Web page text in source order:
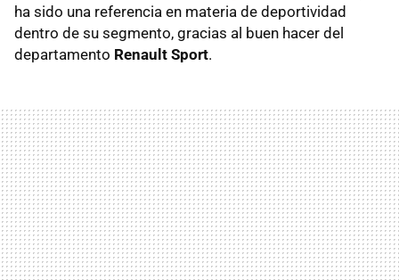
ha sido una referencia en materia de deportividad
dentro de su segmento, gracias al buen hacer del
departamento Renault Sport.